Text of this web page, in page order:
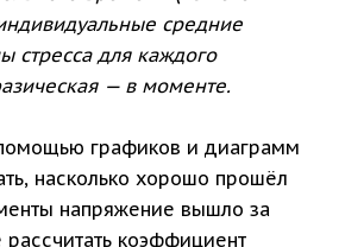
средние
стресса для каждого
— в моменте.
графиков и диаграмм
насколько хорошо прошёл
напряжение вышло за
коэффициент